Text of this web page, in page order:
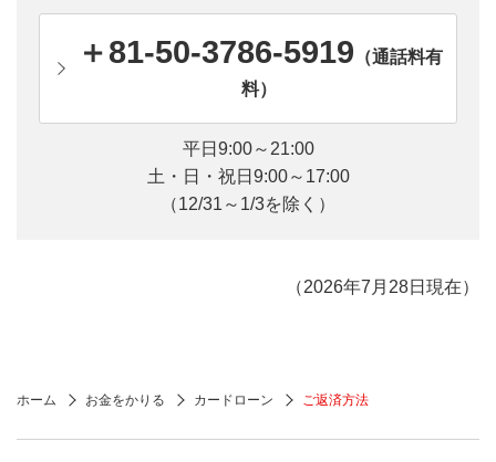
＋81-50-3786-5919 （通話料有
料）
平日9:00～21:00
土・日・祝日9:00～17:00
（12/31～1/3を除く）
（2026年7月28日現在）
ホーム お金をかりる カードローン ご返済方法